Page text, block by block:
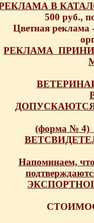
В
500 руб.,
Цветная
РЕКЛАМА
(форма №
Напоминаем,